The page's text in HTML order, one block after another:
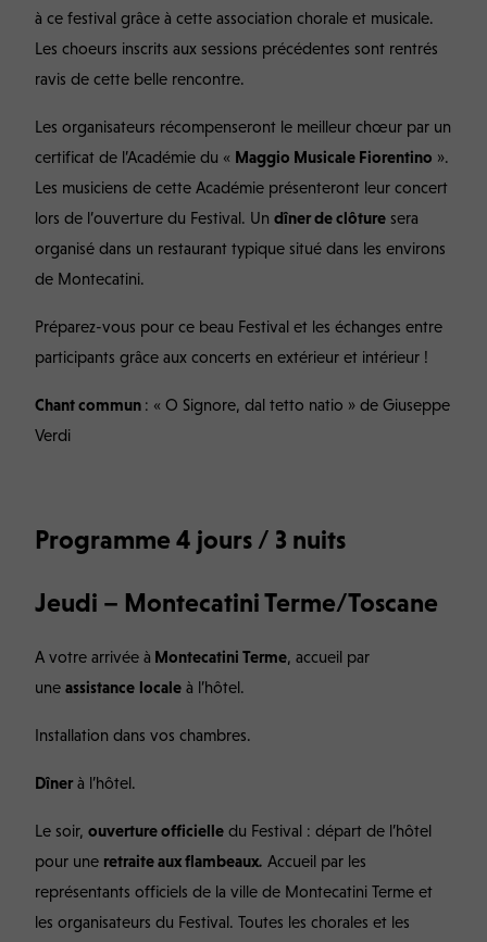
à ce festival grâce à cette association chorale et musicale.
Les choeurs inscrits aux sessions précédentes sont rentrés
ravis de cette belle rencontre.
Les organisateurs récompenseront le meilleur chœur par un
certificat de l’Académie du « Maggio Musicale Fiorentino ».
Les musiciens de cette Académie présenteront leur concert
lors de l’ouverture du Festival. Undîner de clôture sera
organisé dans un restaurant typique situé dans les environs
de Montecatini.
Préparez-vous pour ce beau Festival et les échanges entre
participants grâce aux concerts en extérieur et intérieur !
Chant commun : « O Signore, dal tetto natio » de Giuseppe
Verdi
Programme 4 jours / 3 nuits
Jeudi – Montecatini Terme/Toscane
A votre arrivée à Montecatini Terme, accueil par
uneassistance locale à l’hôtel.
Installation dans vos chambres.
Dîner à l’hôtel.
Le soir,ouverture officielle du Festival : départ de l’hôtel
pour une retraite aux flambeaux. Accueil par les
représentants officiels de la ville de Montecatini Terme et
les organisateurs du Festival. Toutes les chorales et les